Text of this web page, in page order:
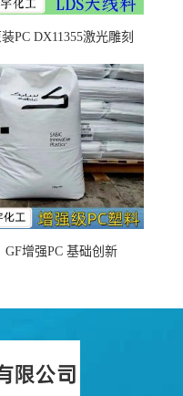
PC DX11355激光雕刻
GF增强PC 基础创新